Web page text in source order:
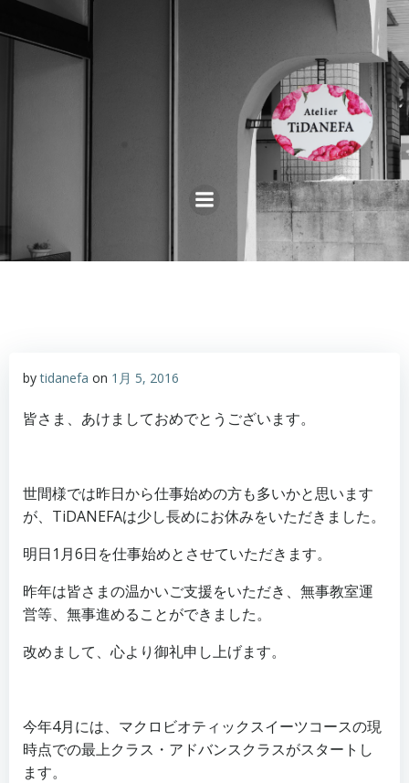
プ
bytidanefa on 1月 5, 2016
皆さま、あけましておめでとうございます。
世間様では昨日から仕事始めの方も多いかと思います
が、TiDANEFAは少し長めにお休みをいただきました。
明日1月6日を仕事始めとさせていただきます。
昨年は皆さまの温かいご支援をいただき、無事教室運
営等、無事進めることができました。
改めまして、心より御礼申し上げます。
今年4月には、マクロビオティックスイーツコースの現
時点での最上クラス・アドバンスクラスがスタートし
ます。